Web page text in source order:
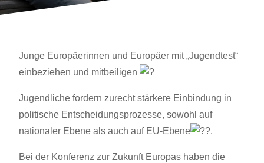
Junge Europäerinnen und Europäer mit „Jugendtest“
einbeziehen und mitbeiligen
Jugendliche fordern zurecht stärkere Einbindung in
politische Entscheidungsprozesse, sowohl auf
nationaler Ebene als auch auf EU-Ebene
.
Bei der Konferenz zur Zukunft Europas haben die